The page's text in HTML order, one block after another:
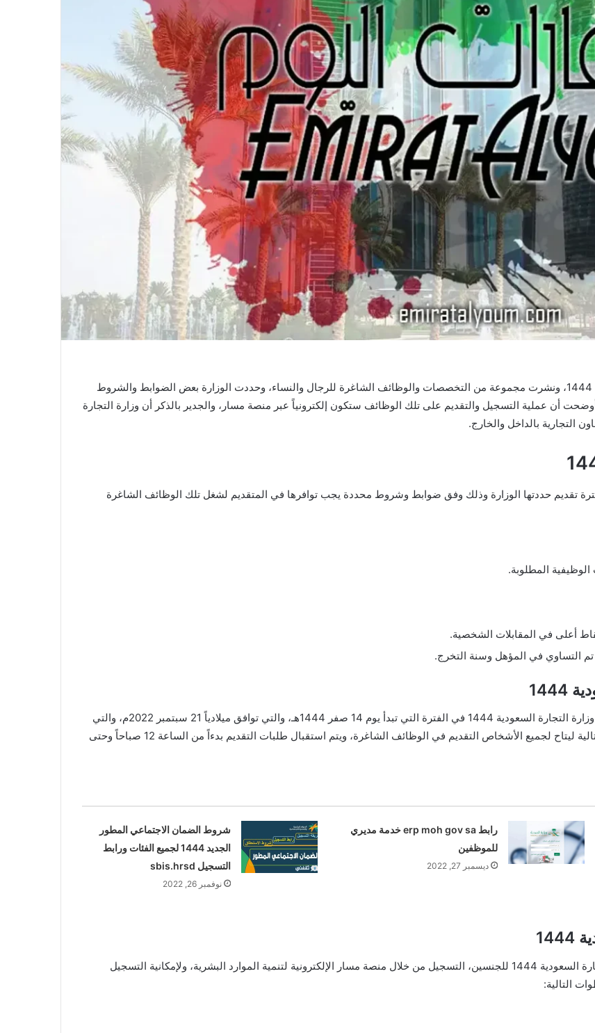
أعلنت الحكومة السعودية عن وظائف وزارة التجارة السعودية 1444، ونشرت مجموعة من التخصصات والوظائف الشاغرة للرجال والنساء، وحددت الوزارة بعض الضوابط والشروط
أن عملية التسجيل والتقديم على تلك الوظائف ستكون إلكترونياً عبر منصة مسار، والجدير بالذكر أن وزارة التجارة
في وظائف وزارة التجارة السعودية 1444، في فترة تقديم حددتها الوزارة وذلك وفق ضوابط وشروط محددة يجب توافرها في المتقديم لشغل تلك الوظائف الشاغرة
المطلوبة.
أعلى في المقابلات الشخصية.
أعلنت وزارة التجارة عن استقبال طلبات التقديم في وظائف وزارة التجارة السعودية 1444 في الفترة التي تبدأ يوم 14 صفر 1444هـ، والتي توافق ميلادياً 21 سبتمبر 2022م، والتي
تنتهي يوم 28 صفر 1444هـ، وتكون مدة التقديم أربعة ايام متتالية ليتاح لجميع الأشخاص التقديم في الوظائف الشاغرة، ويتم استقبال طلبات التقديم بدءاً من الساعة 12 صباحاً وحتى
رابط erp moh gov sa خدمة مديري
للموظفين
ديسمبر 27, 2022
شروط الضمان الاجتماعي المطور
الجديد 1444 لجميع الفئات ورابط
التسجيل sbis.hrsd
نوفمبر 26, 2022
ويتاح للمواطنين الراغبين في التقديم على وظائف وزارة التجارة السعودية 1444 للجنسين، التسجيل من خلال منصة مسار الإلكترونية لتنمية الموارد البشرية، ولإمكانية التسجيل
التالية: